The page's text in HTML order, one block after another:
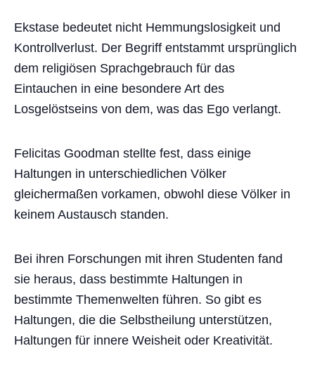
Ekstase bedeutet nicht Hemmungslosigkeit und
Kontrollverlust. Der Begriff entstammt ursprünglich
dem religiösen Sprachgebrauch für das
Eintauchen in eine besondere Art des
Losgelöstseins von dem, was das Ego verlangt.
Felicitas Goodman stellte fest, dass einige
Haltungen in unterschiedlichen Völker
gleichermaßen vorkamen, obwohl diese Völker in
keinem Austausch standen.
Bei ihren Forschungen mit ihren Studenten fand
sie heraus, dass bestimmte Haltungen in
bestimmte Themenwelten führen. So gibt es
Haltungen, die die Selbstheilung unterstützen,
Haltungen für innere Weisheit oder Kreativität.